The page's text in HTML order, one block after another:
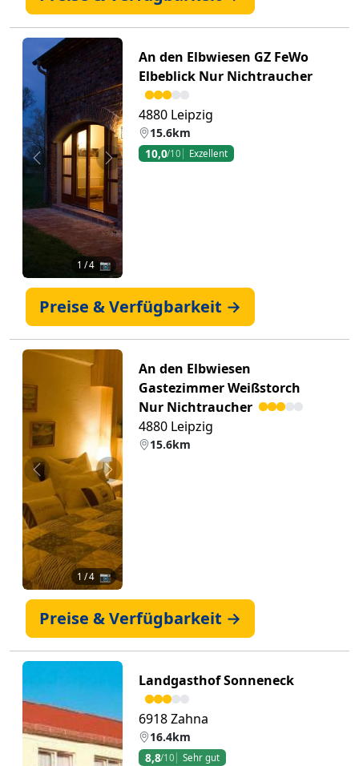
Zurück Weiter
1 / 4 📷
An den Elbwiesen GZ FeWo
Elbeblick Nur Nichtraucher
4880 Leipzig
15.6km
10,0/10 Exzellent
Preise & Verfügbarkeit →
Zurück Weiter
1 / 4 📷
An den Elbwiesen
Gastezimmer Weißstorch
Nur Nichtraucher
4880 Leipzig
15.6km
Preise & Verfügbarkeit →
Landgasthof Sonneneck
6918 Zahna
16.4km
8,8/10 Sehr gut